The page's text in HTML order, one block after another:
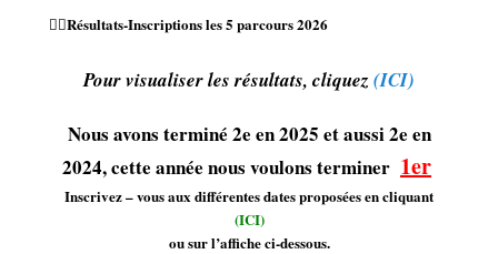
🏌️‍♂️Résultats-Inscriptions les 5 parcours 2026
Pour visualiser les résultats, cliquez (ICI)
Nous avons terminé 2e en 2025 et aussi 2e en
2024, cette année nous voulons terminer 1er
Inscrivez – vous aux différentes dates proposées en cliquant
(ICI)
ou sur l’affiche ci-dessous.